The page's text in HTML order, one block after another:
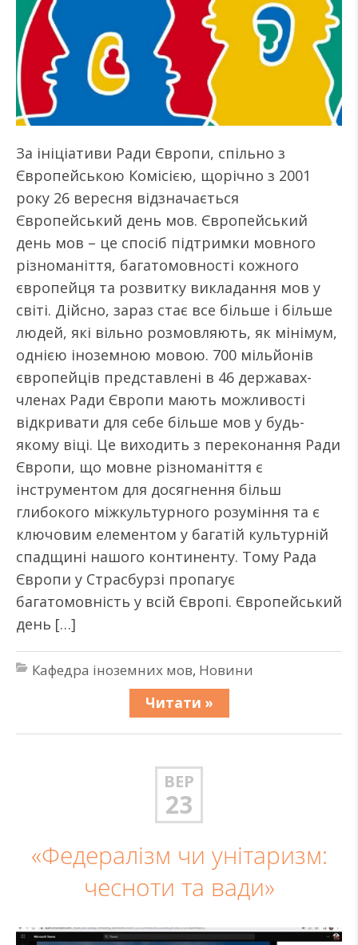
За ініціативи Ради Європи, спільно з
Європейською Комісією, щорічно з 2001
року 26 вересня відзначається
Європейський день мов. Європейський
день мов – це спосіб підтримки мовного
різноманіття, багатомовності кожного
європейця та розвитку викладання мов у
світі. Дійсно, зараз стає все більше і більше
людей, які вільно розмовляють, як мінімум,
однією іноземною мовою. 700 мільйонів
європейців представлені в 46 державах-
членах Ради Європи мають можливості
відкривати для себе більше мов у будь-
якому віці. Це виходить з переконання Ради
Європи, що мовне різноманіття є
інструментом для досягнення більш
глибокого міжкультурного розуміння та є
ключовим елементом у багатій культурній
спадщині нашого континенту. Тому Рада
Європи у Страсбурзі пропагує
багатомовність у всій Європі. Європейський
день […]
Кафедра іноземних мов, Новини
Читати »
ВЕР
23
«Федералізм чи унітаризм:
чесноти та вади»